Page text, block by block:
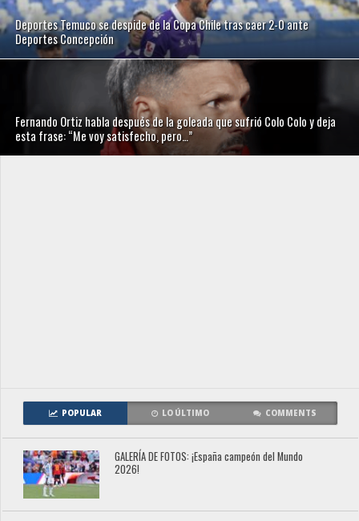
Deportes Temuco se despide de la Copa Chile tras caer 2-0 ante
Deportes Concepción
Fernando Ortiz habla después de la goleada que sufrió Colo Colo y deja
esta frase: “Me voy satisfecho, pero…”
POPULAR LO ÚLTIMO COMMENTS
GALERÍA DE FOTOS: ¡España campeón del Mundo
2026!